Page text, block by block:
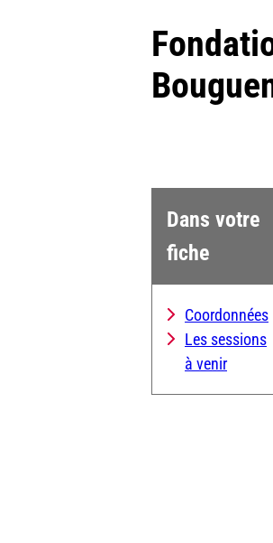
Dans votre
fiche
Coordonnées
Les sessions
à venir